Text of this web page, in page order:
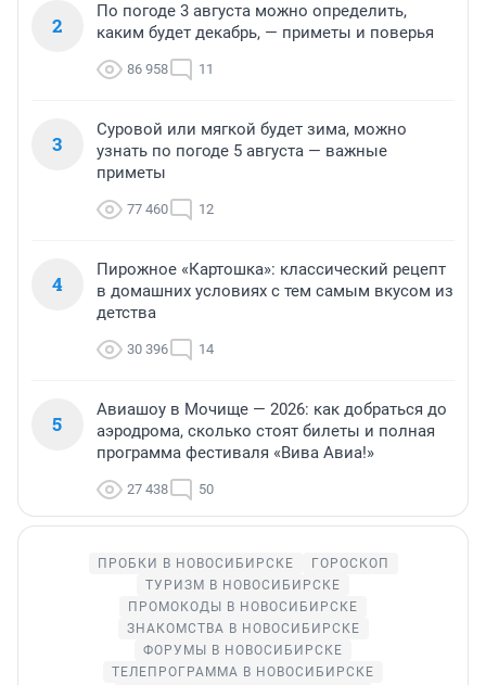
2
По погоде 3 августа можно определить,
каким будет декабрь, — приметы и поверья
86 958 11
3
Суровой или мягкой будет зима, можно
узнать по погоде 5 августа — важные
приметы
77 460 12
4
Пирожное «Картошка»: классический рецепт
в домашних условиях с тем самым вкусом из
детства
30 396 14
5
Авиашоу в Мочище — 2026: как добраться до
аэродрома, сколько стоят билеты и полная
программа фестиваля «Вива Авиа!»
27 438 50
ПРОБКИ В НОВОСИБИРСКЕ
ГОРОСКОП
ТУРИЗМ В НОВОСИБИРСКЕ
ПРОМОКОДЫ В НОВОСИБИРСКЕ
ЗНАКОМСТВА В НОВОСИБИРСКЕ
ФОРУМЫ В НОВОСИБИРСКЕ
ТЕЛЕПРОГРАММА В НОВОСИБИРСКЕ